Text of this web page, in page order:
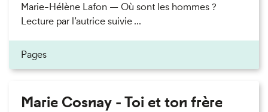
Marie-Hélène Lafon — Où sont les hommes ?
Lecture par l’autrice suivie ...
Pages
Marie Cosnay - Toi et ton frère